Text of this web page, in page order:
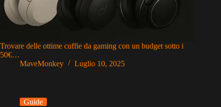
Trovare delle ottime cuffie da gaming con un budget sotto i
50€…
MaveMonkey
Luglio 10, 2025
Guide